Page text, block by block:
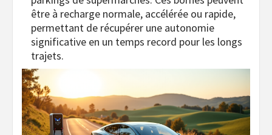
être à recharge normale, accélérée ou rapide,
permettant de récupérer une autonomie
significative en un temps record pour les longs
trajets.